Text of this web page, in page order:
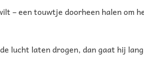
– een touwtje doorheen halen om
lucht laten drogen, dan gaat hij